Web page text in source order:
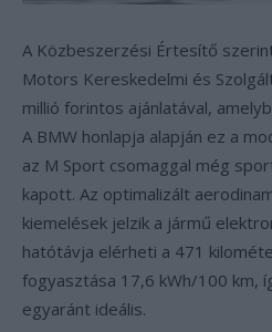
A Közbeszerzési Értesítő
Motors Kereskedelmi és
millió forintos ajánlatával,
A BMW honlapja alapján ez a
az M Sport csomaggal még
kapott. Az optimalizált
kiemelések jelzik a jármű
hatótávja elérheti a 471
fogyasztása 17,6 kWh/100 km,
egyaránt ideális.